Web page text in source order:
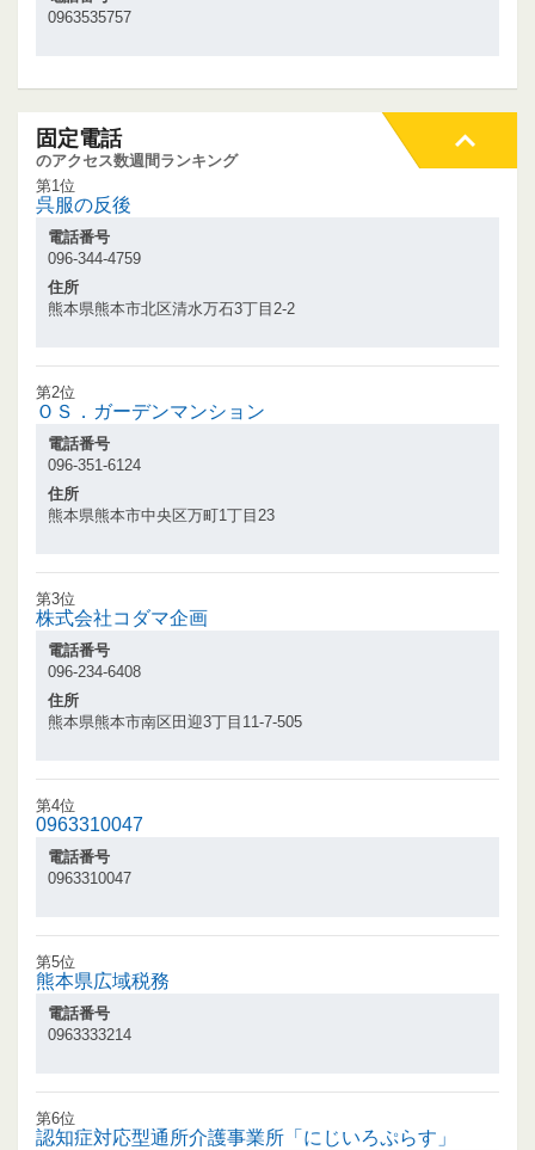
0963535757
固定電話
のアクセス数週間ランキング
第1位
呉服の反後
電話番号
096-344-4759
住所
熊本県熊本市北区清水万石3丁目2-2
第2位
ＯＳ．ガーデンマンション
電話番号
096-351-6124
住所
熊本県熊本市中央区万町1丁目23
第3位
株式会社コダマ企画
電話番号
096-234-6408
住所
熊本県熊本市南区田迎3丁目11-7-505
第4位
0963310047
電話番号
0963310047
第5位
熊本県広域税務
電話番号
0963333214
第6位
認知症対応型通所介護事業所「にじいろぷらす」